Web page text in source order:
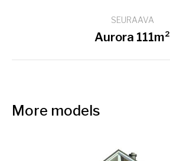
SEURAAVA
Next
Aurora 111m²
More models